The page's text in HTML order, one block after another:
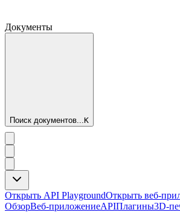
Документы
Поиск документов...K
Открыть API PlaygroundОткрыть веб-
ОбзорВеб-приложениеAPIПлагины3D-